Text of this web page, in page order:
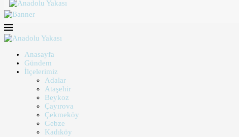
Anasayfa
Gündem
İlçelerimiz
Adalar
Ataşehir
Beykoz
Çayırova
Çekmeköy
Gebze
Kadıköy